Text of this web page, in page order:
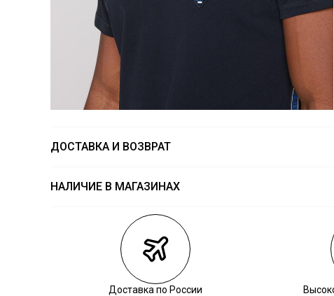
ДОСТАВКА И ВОЗВРАТ
Курьерская доставка СДЭК
Самовывоз из пункта выдачи СДЭК
Самовывоз из наших магазинов
НАЛИЧИЕ В МАГАЗИНАХ
Доставка по России